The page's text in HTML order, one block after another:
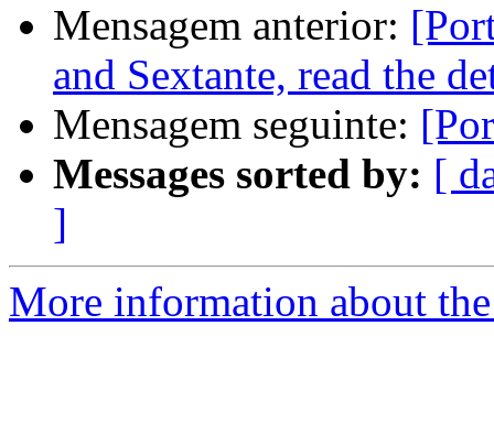
Mensagem anterior:
and Sextante, read the
Mensagem seguinte:
Messages sorted by: [
]
More information about